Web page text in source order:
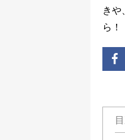
きや
ら！